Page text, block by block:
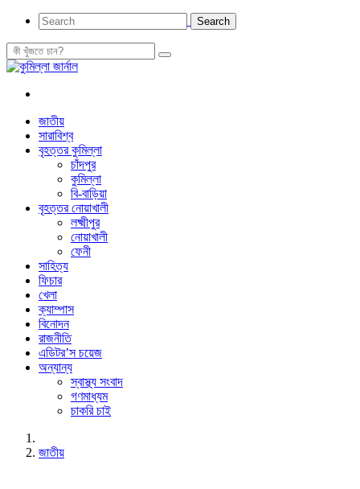
জাতীয়
সারাবিশ্ব
বৃহত্তর কুমিল্লা
চাঁদপুর
কুমিল্লা
বি-বাড়িয়া
বৃহত্তর নোয়াখালী
লক্ষ্মীপুর
নোয়াখালী
ফেনী
সাহিত্য
ফিচার
খেলা
ক্যাম্পাস
বিনোদন
রাজনীতি
এডিটর’স চয়েজ
অন্যান্য
স্বাস্থ্য সংবাদ
গণমাধ্যম
চাকরি চাই
জাতীয়